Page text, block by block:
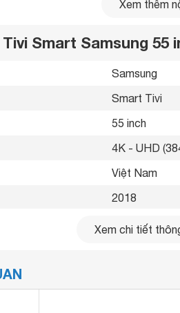
Xem thêm
Smart Samsung 55
Samsung
Smart Tivi
55 inch
4K - UHD
Việt Nam
2018
Có (kết nối
Xem chi tiết